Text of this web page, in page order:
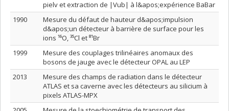
pielv et extraction de |Vub| à l&apos;expérience BaBar
1990
Mesure du défaut de hauteur d&apos;impulsion
d&apos;un détecteur à barrière de surface pour les
ions ¹⁶O, ³⁵Cl et ⁸¹Br
1999
Mesure des couplages trilinéaires anomaux des
bosons de jauge avec le détecteur OPAL au LEP
2013
Mesure des champs de radiation dans le détecteur
ATLAS et sa caverne avec les détecteurs au silicium à
pixels ATLAS-MPX